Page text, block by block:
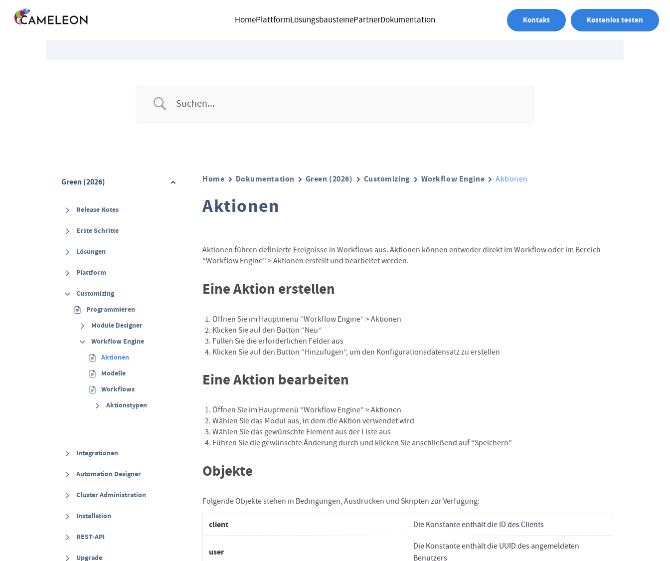
Menü überspringen
HomePlattformLösungsbausteinePartnerDokumentation Kontakt Kostenlos testen
Green (2026)
Release Notes
Erste Schritte
Lösungen
Plattform
Customizing
Programmieren
Module Designer
Workflow Engine
Aktionen
Modelle
Workflows
Aktionstypen
Integrationen
Automation Designer
Cluster Administration
Installation
REST-API
Upgrade
Home Dokumentation Green (2026) Customizing Workflow Engine Aktionen
Aktionen
Aktionen führen definierte Ereignisse in Workflows aus. Aktionen können entweder direkt im Workflow oder im Bereich
“Workflow Engine” > Aktionen erstellt und bearbeitet werden.
Eine Aktion erstellen
Öffnen Sie im Hauptmenü “Workflow Engine” > Aktionen
Klicken Sie auf den Button “Neu”
Füllen Sie die erforderlichen Felder aus
Klicken Sie auf den Button “Hinzufügen”, um den Konfigurationsdatensatz zu erstellen
Eine Aktion bearbeiten
Öffnen Sie im Hauptmenü “Workflow Engine” > Aktionen
Wählen Sie das Modul aus, in dem die Aktion verwendet wird
Wählen Sie das gewünschte Element aus der Liste aus
Führen Sie die gewünschte Änderung durch und klicken Sie anschließend auf “Speichern”
Objekte
Folgende Objekte stehen in Bedingungen, Ausdrücken und Skripten zur Verfügung:
client Die Konstante enthält die ID des Clients
user
Die Konstante enthält die UUID des angemeldeten
Benutzers